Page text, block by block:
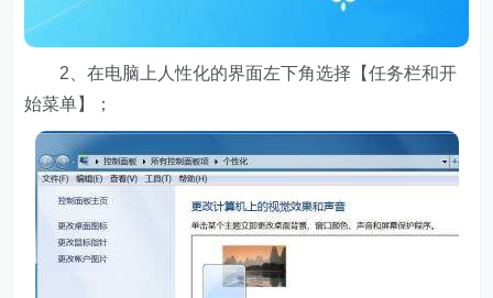
2、在电脑上人性化的界面左下角选择【任务栏和开
始菜单】；